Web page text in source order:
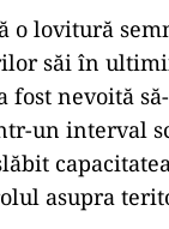
o lovitură
săi în
fost nevoită
un interval
asupra